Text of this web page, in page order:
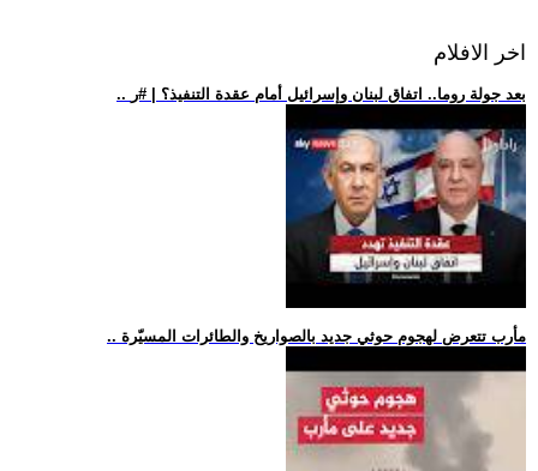
اخر الافلام
.. بعد جولة روما.. اتفاق لبنان وإسرائيل أمام عقدة التنفيذ؟ | #ر
.. مأرب تتعرض لهجوم حوثي جديد بالصواريخ والطائرات المسيّرة